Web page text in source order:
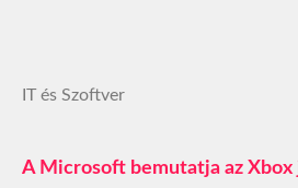
IT és Szoftver
A Microsoft bemutatja az